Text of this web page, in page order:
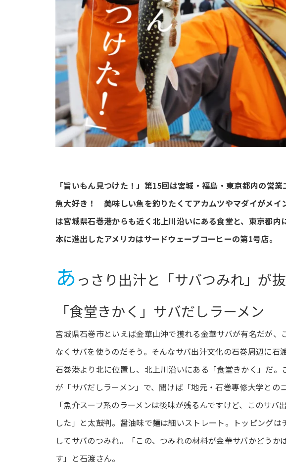
「旨いもん見つけた！」第15回は宮城・福島・東京都内の営
魚大好き！ 美味しい魚を釣りたくてアカムツやマダイがメイ
は宮城県石巻港からも近く北上川沿いにある食堂と、東京都
本に進出したアメリカはサードウェーブコーヒーの第1号店。
あ っさり出汁と「サバつみれ」が抜
「食堂きかく」サバだしラーメン
宮城県石巻市といえば金華山沖で獲れる金華サバが有名だが
なくサバを使うのだそう。そんなサバ出汁文化の石巻周辺に
石巻港より北に位置し、北上川沿いにある「食堂きかく」だ
が「サバだしラーメン」で、聞けば「地元・石巻専修大学との
「魚介スープ系のラーメンは後味が残るんですけど、このサ
した」と太鼓判。醤油味で麺は細いストレート。トッピング
してサバのつみれ。「この、つみれの材料が金華サバかどう
す」と石渡さん。